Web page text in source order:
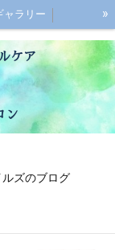
ャラリー
最強のネイルケアとは？
お客様の声
»
ケア
ン
ズのブログ